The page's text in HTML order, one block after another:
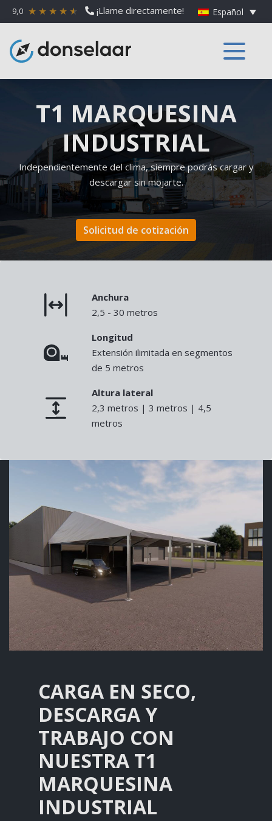
9,0 ¡Llame directamente! Español
T1 MARQUESINA
INDUSTRIAL
Independientemente del clima, siempre podrás cargar y
descargar sin mojarte.
Solicitud de cotización
Anchura
2,5 - 30 metros
Longitud
Extensión ilimitada en segmentos
de 5 metros
Altura lateral
2,3 metros | 3 metros | 4,5
metros
CARGA EN SECO,
DESCARGA Y
TRABAJO CON
NUESTRA T1
MARQUESINA
INDUSTRIAL